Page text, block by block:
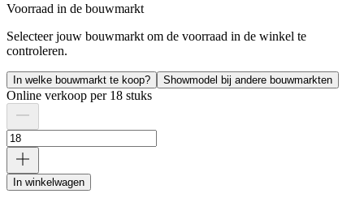
Voorraad in de bouwmarkt
Selecteer jouw bouwmarkt om de voorraad in de winkel te
controleren.
In welke bouwmarkt te koop? Showmodel bij andere bouwmarkten
Online verkoop per 18 stuks
In winkelwagen